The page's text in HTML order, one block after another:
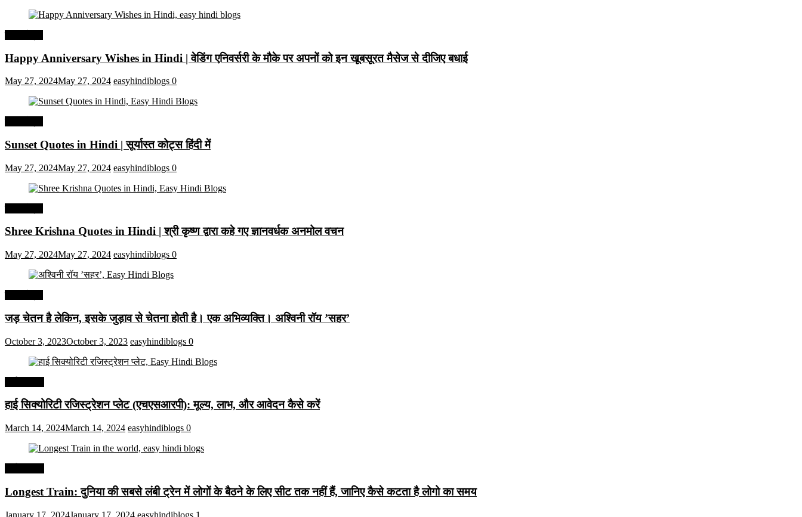
Happy Anniversary Wishes in Hindi | वेडिंग एनिवर्सरी के मौके पर अपनों को इन खूबसूरत मैसेज से दीजिए बधाई
May 27, 2024May 27, 2024 easyhindiblogs 0
Sunset Quotes in Hindi | सूर्यास्त कोट्स हिंदी में
May 27, 2024May 27, 2024 easyhindiblogs 0
Shree Krishna Quotes in Hindi | श्री कृष्ण द्वारा कहे गए ज्ञानवर्धक अनमोल वचन
May 27, 2024May 27, 2024 easyhindiblogs 0
जड़ चेतन है लेकिन, इसके जुड़ाव से चेतना होती है। एक अभिव्यक्ति। अश्विनी रॉय ’सहर’
October 3, 2023October 3, 2023 easyhindiblogs 0
हाई सिक्योरिटी रजिस्ट्रेशन प्लेट (एचएसआरपी): मूल्य, लाभ, और आवेदन कैसे करें
March 14, 2024March 14, 2024 easyhindiblogs 0
Longest Train: दुनिया की सबसे लंबी ट्रेन में लोगों के बैठने के लिए सीट तक ​​नहीं हैं, जानिए कैसे कटता है लोगो का समय
January 17, 2024January 17, 2024 easyhindiblogs 1